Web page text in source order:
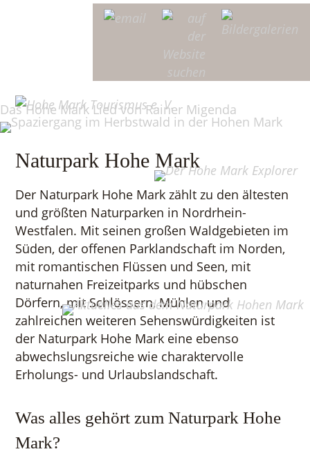
Naturpark Hohe Mark
Der Naturpark Hohe Mark zählt zu den ältesten
und größten Naturparken in Nordrhein-
Westfalen. Mit seinen großen Waldgebieten im
Süden, der offenen Parklandschaft im Norden,
mit romantischen Flüssen und Seen, mit
naturnahen Freizeitparks und hübschen
Dörfern, mit Schlössern, Mühlen und
zahlreichen weiteren Sehenswürdigkeiten ist
der Naturpark Hohe Mark eine ebenso
abwechslungsreiche wie charaktervolle
Erholungs- und Urlaubslandschaft.
Was alles gehört zum Naturpark Hohe
Mark?